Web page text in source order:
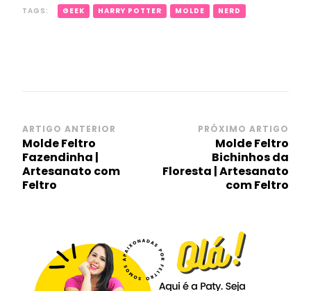
TAGS: GEEK HARRY POTTER MOLDE NERD
Navegação
de
post
ARTIGO ANTERIOR
Molde Feltro
Fazendinha |
Artesanato com
Feltro
PRÓXIMO ARTIGO
Molde Feltro
Bichinhos da
Floresta | Artesanato
com Feltro